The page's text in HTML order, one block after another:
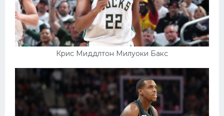
Крис Миддлтон Милуоки Бакс